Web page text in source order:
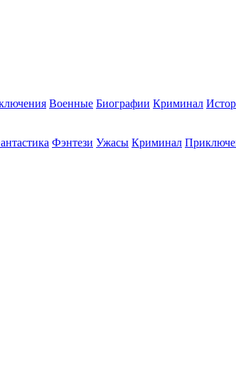
Военные Биографии Криминал
Фэнтези Ужасы Криминал